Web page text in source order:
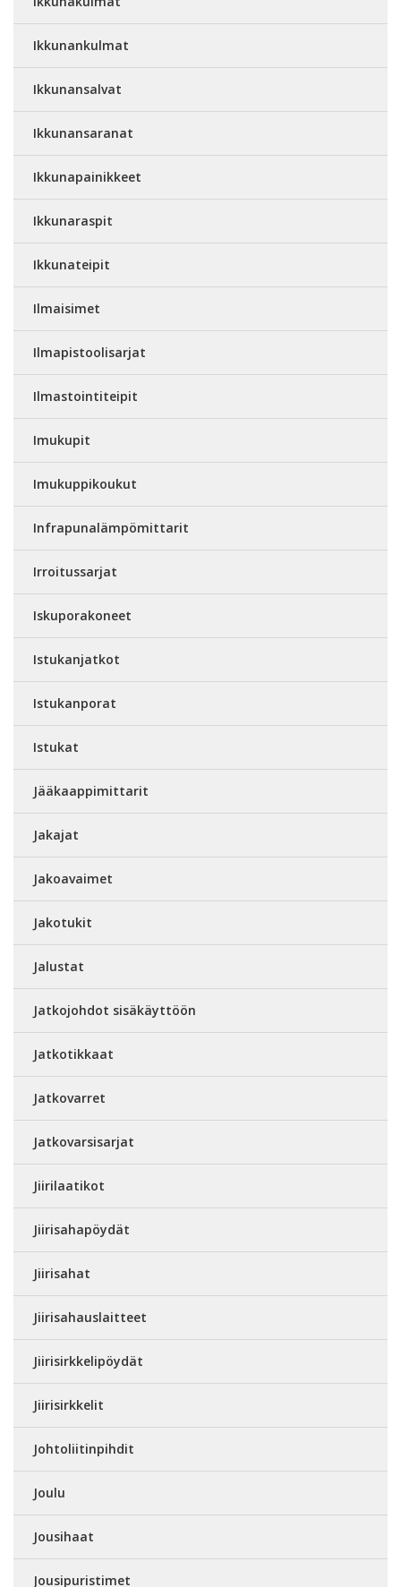
Ikkunankulmat
Ikkunansalvat
Ikkunansaranat
Ikkunapainikkeet
Ikkunaraspit
Ikkunateipit
Ilmaisimet
Ilmapistoolisarjat
Ilmastointiteipit
Imukupit
Imukuppikoukut
Infrapunalämpömittarit
Irroitussarjat
Iskuporakoneet
Istukanjatkot
Istukanporat
Istukat
Jääkaappimittarit
Jakajat
Jakoavaimet
Jakotukit
Jalustat
Jatkojohdot sisäkäyttöön
Jatkotikkaat
Jatkovarret
Jatkovarsisarjat
Jiirilaatikot
Jiirisahapöydät
Jiirisahat
Jiirisahauslaitteet
Jiirisirkkelipöydät
Jiirisirkkelit
Johtoliitinpihdit
Joulu
Jousihaat
Jousipuristimet